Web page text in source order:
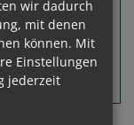
wir dadurch
mit denen
können. Mit
Einstellungen
jederzeit